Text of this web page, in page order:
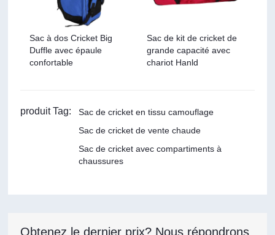
Sac à dos Cricket Big
Duffle avec épaule
confortable
Sac de kit de cricket de
grande capacité avec
chariot Hanld
produit Tag:
Sac de cricket en tissu camouflage
Sac de cricket de vente chaude
Sac de cricket avec compartiments à
chaussures
Obtenez le dernier prix? Nous répondrons